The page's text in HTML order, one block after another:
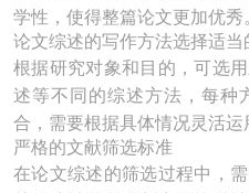
学性，使得整篇论文更加优秀
论文综述的写作方法选择适当
根据研究对象和目的，可选
述等不同的综述方法，每种
合，需要根据具体情况灵活运
严格的文献筛选标准
在论文综述的筛选过程中，